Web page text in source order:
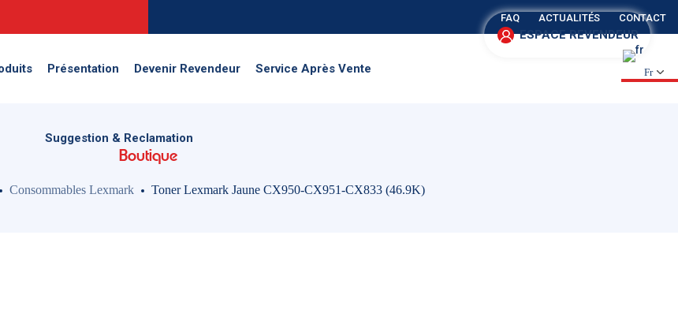
FAQ ACTUALITÉS CONTACT
Présentation Devenir Revendeur Service Après Vente
Suggestion & Reclamation
ESPACE REVENDEUR
Fr
Suggestion & Reclamation
Boutique
Consommables Lexmark Toner Lexmark Jaune CX950-CX951-CX833 (46.9K)